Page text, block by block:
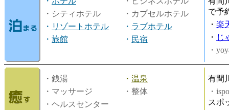
・シティホテル
・カプセルホテル
・ リゾートホテル ・ ラブホテル
・ 旅館 ・ 民宿
で予
・ 楽
・ じ
・
・銭湯 ・ 温泉
・マッサージ
・整体
・ヘルスセンター
有間
・
スポ